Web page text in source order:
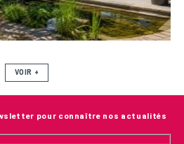
VOIR +
pour connaître nos actualités